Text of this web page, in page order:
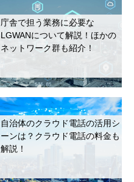
庁舎で担う業務に必要な
LGWANについて解説！ほかの
ネットワーク群も紹介！
自治体のクラウド電話の活用シ
ーンは？クラウド電話の料金も
解説！